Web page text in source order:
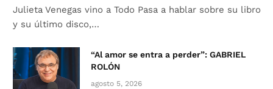
Julieta Venegas vino a Todo Pasa a hablar sobre su libro
y su último disco,…
“Al amor se entra a perder”: GABRIEL
ROLÓN
agosto 5, 2026